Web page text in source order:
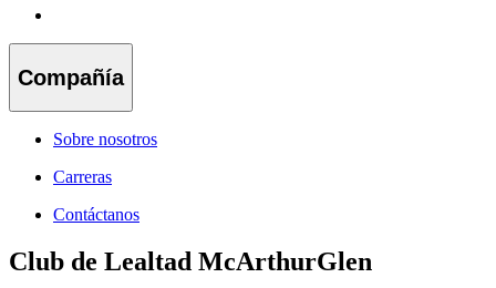
Compañía
Sobre nosotros
Carreras
Contáctanos
Club de Lealtad McArthurGlen